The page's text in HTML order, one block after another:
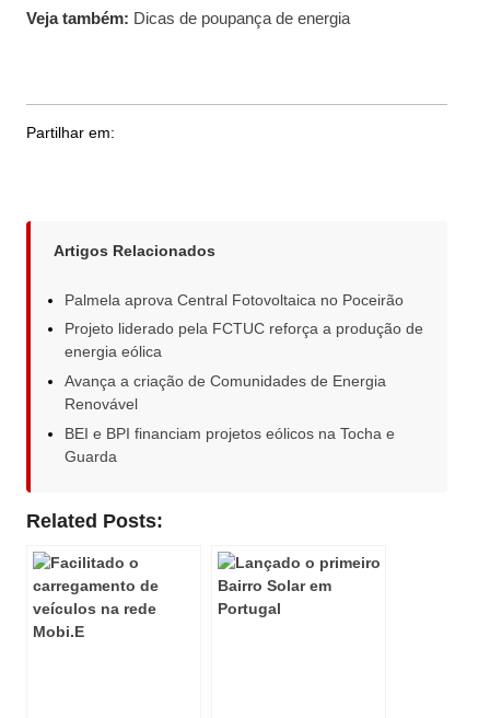
Veja também: Dicas de poupança de energia
Partilhar em:
Artigos Relacionados
Palmela aprova Central Fotovoltaica no Poceirão
Projeto liderado pela FCTUC reforça a produção de
energia eólica
Avança a criação de Comunidades de Energia
Renovável
BEI e BPI financiam projetos eólicos na Tocha e
Guarda
Related Posts: